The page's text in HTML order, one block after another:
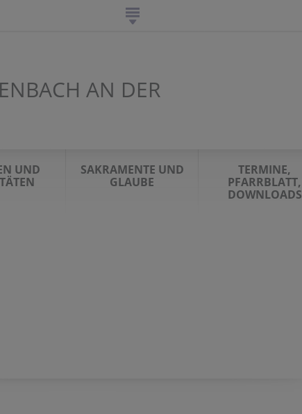
AN DER
UND
SAKRAMENTE UND
GLAUBE
TERMINE,
PFARRBLATT,
DOWNLOADS